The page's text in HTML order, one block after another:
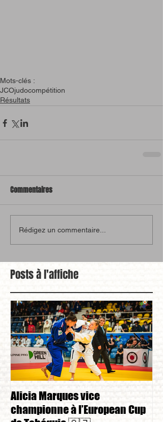
Mots-clés :
JCOjudocompétition
Résultats
Commentaires
Rédigez un commentaire...
Posts à l'affiche
Alicia Marques vice
championne à l’European Cup